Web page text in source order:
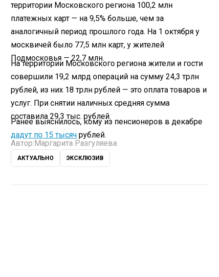
территории Московского региона 100,2 млн
платежных карт — на 9,5% больше, чем за
аналогичный период прошлого года. На 1 октября у
москвичей было 77,5 млн карт, у жителей
Подмосковья — 22,7 млн.
На территории Московского региона жители и гости
совершили 19,2 млрд операций на сумму 24,3 трлн
рублей, из них 18 трлн рублей — это оплата товаров и
услуг. При снятии наличных средняя сумма
составила 29,3 тыс. рублей.
Ранее выяснилось, кому из пенсионеров в декабре
дадут по 15 тысяч рублей.
Автор:Маргарита Разгуляева
АКТУАЛЬНО ЭКСКЛЮЗИВ